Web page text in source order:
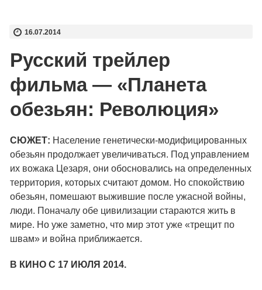
16.07.2014
Русский трейлер
фильма — «Планета
обезьян: Революция»
СЮЖЕТ: Население генетически-модифицированных
обезьян продолжает увеличиваться. Под управлением
их вожака Цезаря, они обосновались на определенных
территория, которых считают домом. Но спокойствию
обезьян, помешают выжившие после ужасной войны,
люди. Поначалу обе цивилизации стараются жить в
мире. Но уже заметно, что мир этот уже «трещит по
швам» и война приближается.
В КИНО С 17 ИЮЛЯ 2014.